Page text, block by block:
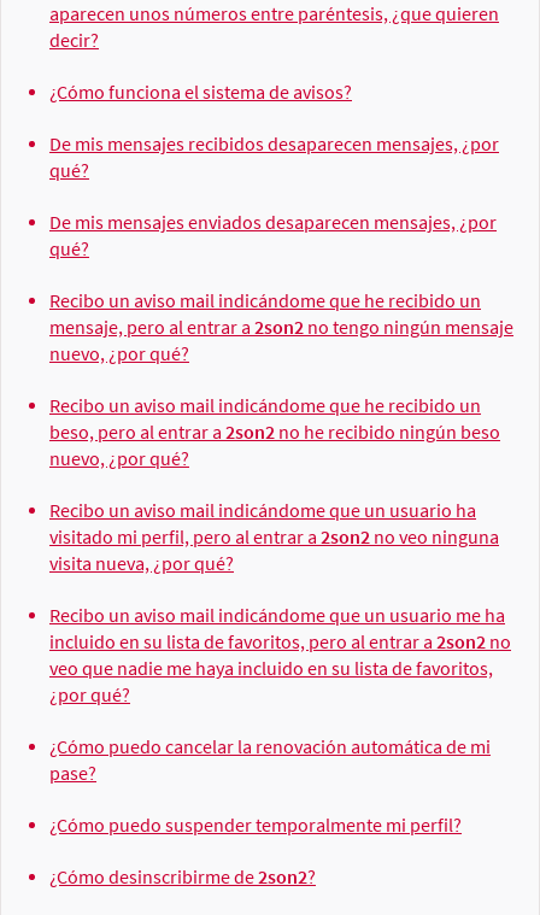
aparecen unos números entre paréntesis, ¿que quieren
decir?
¿Cómo funciona el sistema de avisos?
De mis mensajes recibidos desaparecen mensajes, ¿por
qué?
De mis mensajes enviados desaparecen mensajes, ¿por
qué?
Recibo un aviso mail indicándome que he recibido un
mensaje, pero al entrar a 2son2 no tengo ningún mensaje
nuevo, ¿por qué?
Recibo un aviso mail indicándome que he recibido un
beso, pero al entrar a 2son2 no he recibido ningún beso
nuevo, ¿por qué?
Recibo un aviso mail indicándome que un usuario ha
visitado mi perfil, pero al entrar a 2son2 no veo ninguna
visita nueva, ¿por qué?
Recibo un aviso mail indicándome que un usuario me ha
incluido en su lista de favoritos, pero al entrar a 2son2 no
veo que nadie me haya incluido en su lista de favoritos,
¿por qué?
¿Cómo puedo cancelar la renovación automática de mi
pase?
¿Cómo puedo suspender temporalmente mi perfil?
¿Cómo desinscribirme de2son2?